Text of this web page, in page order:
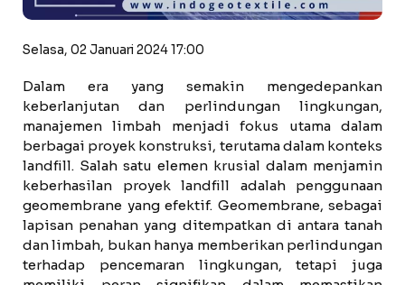
Selasa, 02 Januari 2024 17:00
Dalam era yang semakin mengedepankan
keberlanjutan dan perlindungan lingkungan,
manajemen limbah menjadi fokus utama dalam
berbagai proyek konstruksi, terutama dalam konteks
landfill. Salah satu elemen krusial dalam menjamin
keberhasilan proyek landfill adalah penggunaan
geomembrane yang efektif. Geomembrane, sebagai
lapisan penahan yang ditempatkan di antara tanah
dan limbah, bukan hanya memberikan perlindungan
terhadap pencemaran lingkungan, tetapi juga